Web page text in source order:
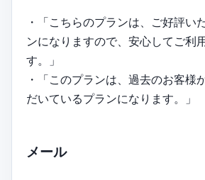
・「こちらのプランは、ご好評い
ンになりますので、安心してご利
す。」
・「このプランは、過去のお客様
だいているプランになります。」
メール